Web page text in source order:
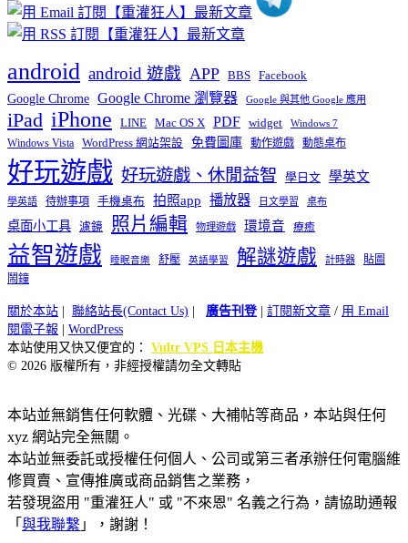
android android 遊戲 APP BBS Facebook
Google Chrome Google Chrome 瀏覽器 Google 與其他 Google 應用
iPad iPhone LINE Mac OS X PDF widget Windows 7
Windows Vista WordPress 網站架設 免費圖庫 動作遊戲 動態桌布
好玩遊戲 好玩遊戲、休閒益智 學日文 學英文
學英語 待辦事項 手機桌布 拍照app 播放器 日文學習 桌布
桌面小工具 濾鏡 照片編輯 物理遊戲 環境音 療癒
益智遊戲 睡眠音樂 舒壓 英語學習 解謎遊戲 計時器
貼圖
鬧鐘
關於本站 聯絡站長(Contact Us) 廣告刊登| 訂閱新文章 / 用 Email
閱電子報
WordPress
本站使用又快又便宜的： Vultr VPS 日本主機
© 2026 版權所有，非經授權請勿全文轉貼
本站並無銷售任何軟體、光碟、大補帖等商品，本站與任何
xyz 網站完全無關。
本站並無委託或授權任何個人、公司或第三者承辦任何電腦維
修買賣、宣傳推廣或商品銷售之業務，
若發現盜用 "重灌狂人" 或 "不來恩" 名義之行為，請協助通報
「 與我聯繫 」，謝謝！